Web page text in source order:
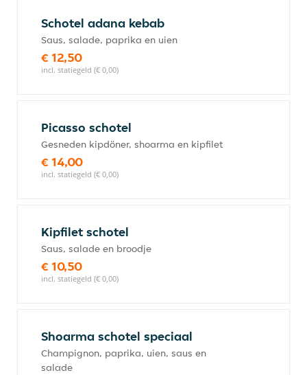
Schotel adana kebab
Saus, salade, paprika en uien
€ 12,50
incl. statiegeld (€ 0,00)
Picasso schotel
Gesneden kipdöner, shoarma en kipfilet
€ 14,00
incl. statiegeld (€ 0,00)
Kipfilet schotel
Saus, salade en broodje
€ 10,50
incl. statiegeld (€ 0,00)
Shoarma schotel speciaal
Champignon, paprika, uien, saus en
salade